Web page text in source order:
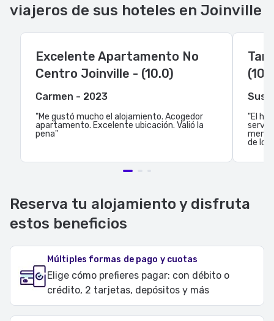
viajeros de sus hoteles en Joinville
Excelente Apartamento No
Centro Joinville - (10.0)
Carmen - 2023
"Me gustó mucho el alojamiento. Acogedor
apartamento. Excelente ubicación. Valió la
pena"
"El
de los
Reserva tu alojamiento y disfruta
estos beneficios
Múltiples formas de pago y cuotas
Elige cómo prefieres pagar: con débito o
crédito, 2 tarjetas, depósitos y más